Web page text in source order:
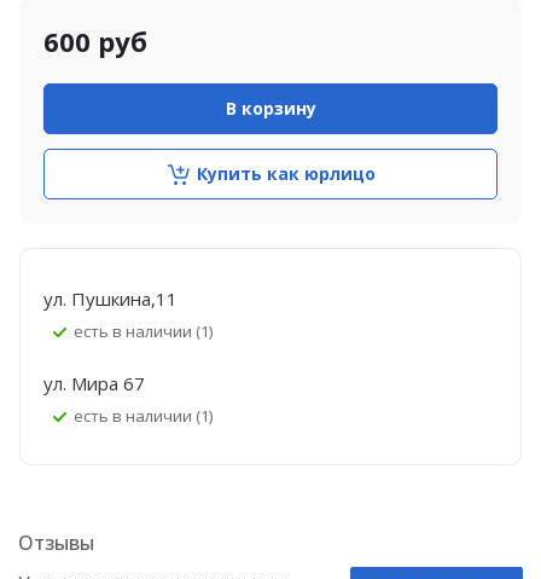
600 руб
В корзину
Купить как юрлицо
ул. Пушкина,11
Есть в наличии (1)
ул. Мира 67
Есть в наличии (1)
Отзывы